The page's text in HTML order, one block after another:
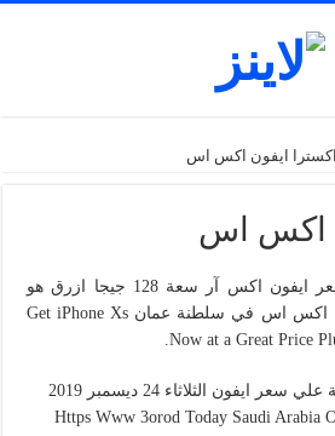
اكسترا ايفون اكس اس
اكس اس
كمية ايفون اكس اس. سعر ايفون اكس آر سعة 128 جيجا ازرق هو
2899 ريال. سعر ايفون 10 اكس اس في سلطنة عمان Get iPhone Xs
Now at a Great Price